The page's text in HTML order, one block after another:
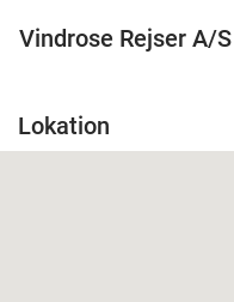
Vindrose Rejser A/S
Lokation